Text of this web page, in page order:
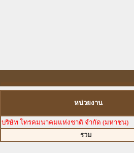
หน่วยงาน
บริษัท โทรคมนาคมแห่งชาติ จำกัด (มหาชน)
รวม